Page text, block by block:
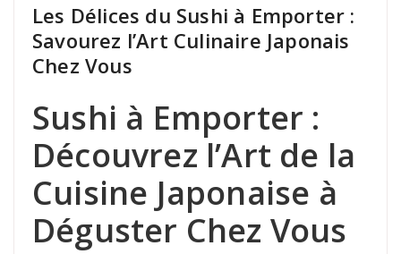
Les Délices du Sushi à Emporter :
Savourez l’Art Culinaire Japonais
Chez Vous
Sushi à Emporter :
Découvrez l’Art de la
Cuisine Japonaise à
Déguster Chez Vous